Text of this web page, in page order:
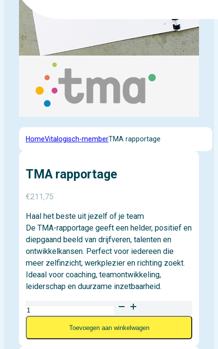
HomeVitalogisch-memberTMA rapportage
TMA rapportage
€211,75
Haal het beste uit jezelf of je team
De TMA-rapportage geeft een helder, positief en
diepgaand beeld van drijfveren, talenten en
ontwikkelkansen. Perfect voor iedereen die
meer zelfinzicht, werkplezier en richting zoekt.
Ideaal voor coaching, teamontwikkeling,
leiderschap en duurzame inzetbaarheid.
TMA
rapportage
Toevoegen aan winkelwagen